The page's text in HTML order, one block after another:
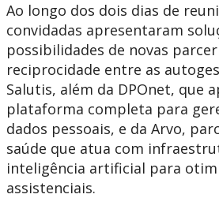
Ao longo dos dois dias de
convidadas apresentaram
possibilidades de novas
reciprocidade entre as
Salutis, além da DPOnet, que
plataforma completa para
dados pessoais, e da Arvo,
saúde que atua com
inteligência artificial para
assistenciais.